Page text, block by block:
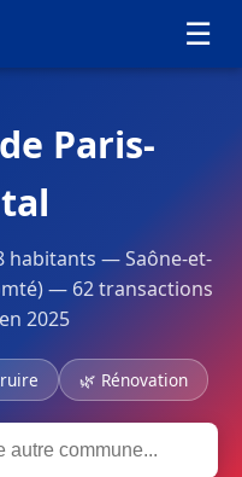
☰
Paris-
habitants — Saône-et-
— 62 transactions
2025
🌿 Rénovation